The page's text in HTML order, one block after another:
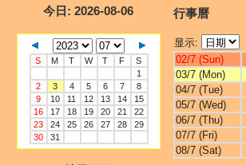
今日 : 2026-08-06
S M T W T F
S
1
2
3 4 5 6 7
8
9
10 11 12 13 14
15
16
17 18 19 20 21
22
23
24 25 26 27 28
29
30
31
行事曆
显示:
02/7 (Sun)
03/7 (Mon)
04/7 (Tue)
05/7 (Wed)
06/7 (Thu)
07/7 (Fri)
08/7 (Sat)